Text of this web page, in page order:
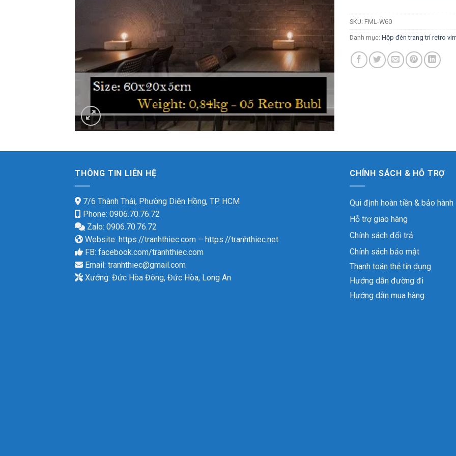
SKU: FML-W60
Danh mục: Hộp đèn trang trí retro
THÔNG TIN LIÊN HỆ
7/6 Thành Thái, Phường Diên Hồng, TP. HCM
Phone: 0906.70.76.72
Zalo: 0906.70.76.72
Website: https://tranhthiec.com – https://tranhthiec.net
FB: facebook.com/tranhthiec.com
Email: tranhthiec@gmail.com
Xưởng: Đức Hòa Đông, Đức Hòa, Long An
CHÍNH SÁCH & HỖ TRỢ
Qui định hoàn tiền & bảo hành
Hỗ trợ giao hàng
Chính sách đổi trả
Chính sách bảo mật
Thanh toán thẻ tín dụng
Hướng dẫn đường đi
Hướng dẫn mua hàng